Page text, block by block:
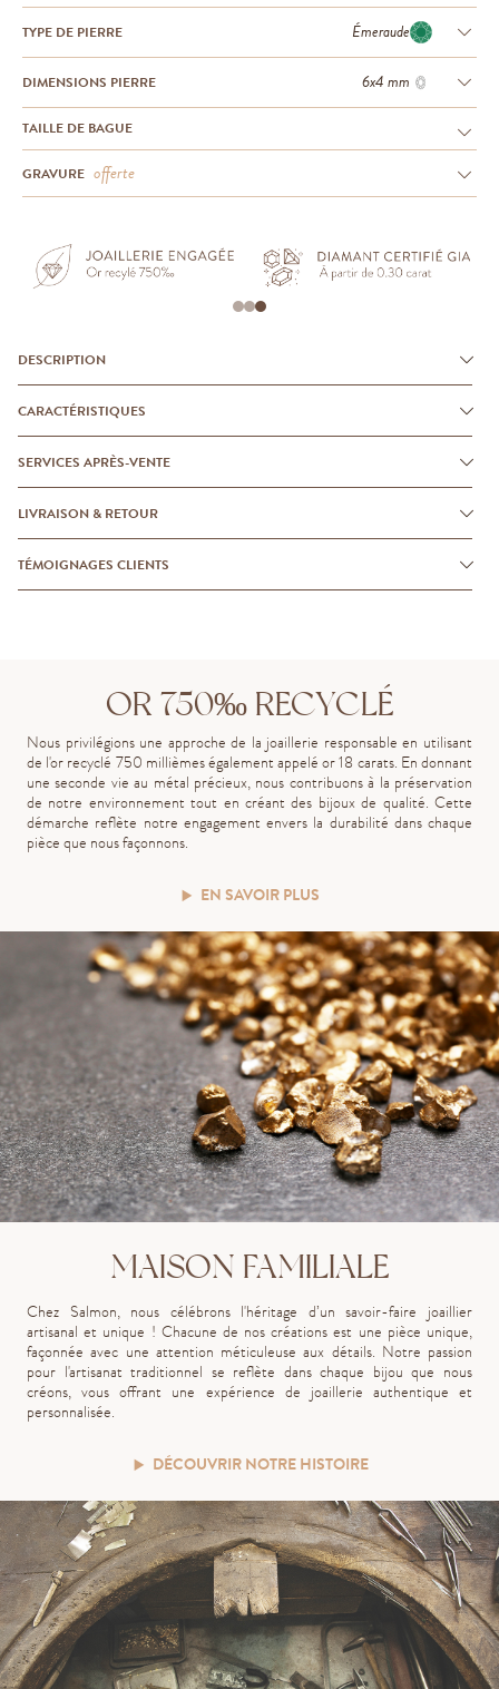
TYPE DE PIERRE Émeraude
DIMENSIONS PIERRE 6x4 mm
TAILLE DE BAGUE
GRAVURE offerte
DESCRIPTION
CARACTÉRISTIQUES
SERVICES APRÈS-VENTE
LIVRAISON & RETOUR
TÉMOIGNAGES CLIENTS
OR 750‰ RECYCLÉ
Nous privilégions une approche de la joaillerie responsable en utilisant
de l'or recyclé 750 millièmes également appelé or 18 carats. En donnant
une seconde vie au métal précieux, nous contribuons à la préservation
de notre environnement tout en créant des bijoux de qualité. Cette
démarche reflète notre engagement envers la durabilité dans chaque
pièce que nous façonnons.
EN SAVOIR PLUS
MAISON FAMILIALE
Chez Salmon, nous célébrons l'héritage d’un savoir-faire joaillier
artisanal et unique ! Chacune de nos créations est une pièce unique,
façonnée avec une attention méticuleuse aux détails. Notre passion
pour l'artisanat traditionnel se reflète dans chaque bijou que nous
créons, vous offrant une expérience de joaillerie authentique et
personnalisée.
DÉCOUVRIR NOTRE HISTOIRE